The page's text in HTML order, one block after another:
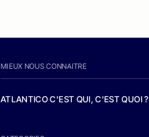
MIEUX NOUS CONNAITRE
ATLANTICO C'EST QUI, C'EST QUOI ?